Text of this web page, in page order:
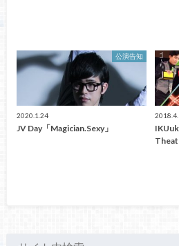
公演告知
2020.1.24
JV Day「Magician.Sexy」